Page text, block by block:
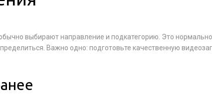
выбирают направление и подкатегорию. Это
Важно одно: подготовьте качественную